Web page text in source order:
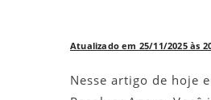
Atualizado em 25/11/2025 às
Nesse artigo de hoje